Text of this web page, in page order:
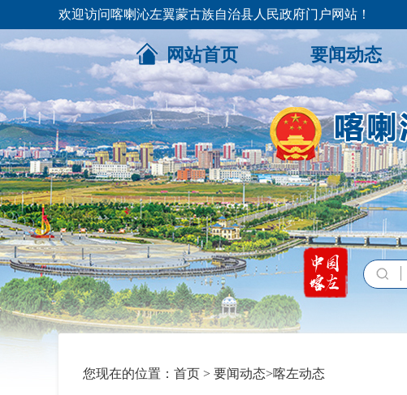
欢迎访问喀喇沁左翼蒙古族自治县人民政府门户网站！
网站首页 要闻动态
您现在的位置： 首页 > 要闻动态>喀左动态